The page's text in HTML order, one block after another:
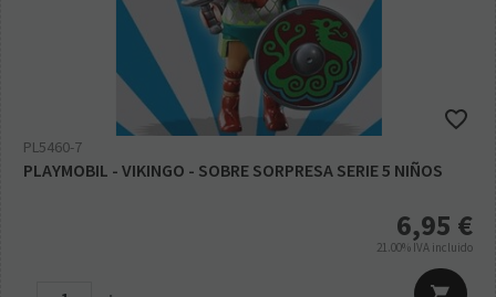
PL5460-7
PLAYMOBIL - VIKINGO - SOBRE SORPRESA SERIE 5 NIÑOS
6,95 €
21.00% IVA incluido